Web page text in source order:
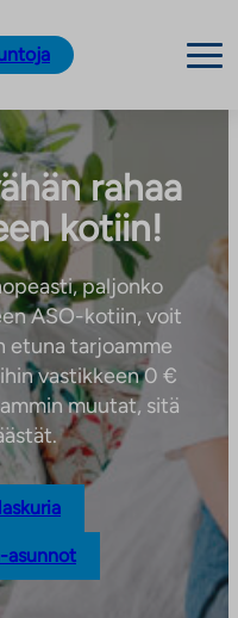
rahaa
kotiin!
paljonko
ASO-kotiin, voit
etuna tarjoamme
vastikkeen 0 €
muutat, sitä
asunnot